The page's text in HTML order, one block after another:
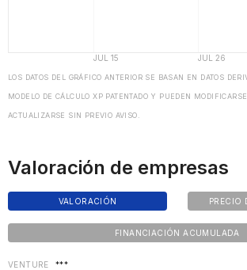
LOS DATOS DEL GRÁFICO ANTERIOR SE BASAN EN DATOS
MODELO DE CÁLCULO XP PATENTADO Y PUEDEN
ACTUALIZARSE SIN PREVIO AVISO.
Valoración de empresas
VALORACIÓN PRECIO
FINANCIACIÓN ACUMULADA
VENTURE ***